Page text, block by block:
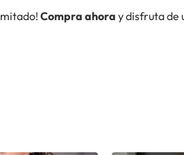
Compra ahora y disfruta de